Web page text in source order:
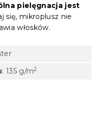
pielęgnacja jest
się, mikroplusz nie
włosków.
: 135 g/m2